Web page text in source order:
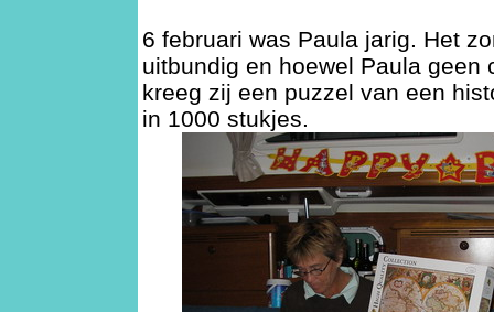
6 februari was Paula jarig. Het
uitbundig en hoewel Paula geen
kreeg zij een puzzel van een
in 1000 stukjes.